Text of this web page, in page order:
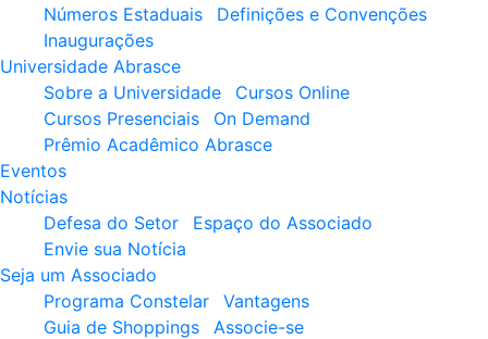
Números Estaduais
Definições e Convenções
Inaugurações
Universidade Abrasce
Sobre a Universidade
Cursos Online
Cursos Presenciais
On Demand
Prêmio Acadêmico Abrasce
Eventos
Notícias
Defesa do Setor
Espaço do Associado
Envie sua Notícia
Seja um Associado
Programa Constelar
Vantagens
Guia de Shoppings
Associe-se